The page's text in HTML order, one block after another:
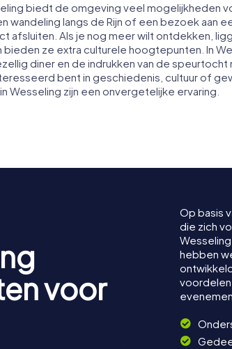
biedt de omgeving veel mogelijkheden
wandeling langs de Rijn of een bezoek aan
afsluiten. Als je nog meer wilt ontdekken,
ze extra culturele hoogtepunten. In
diner en de indrukken van de speurtocht
bent in geschiedenis, cultuur of
Wesseling zijn een onvergetelijke ervaring.
voor
Op basis
die zich
hebben